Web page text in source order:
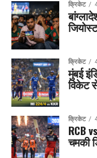
क्रिकेट
क्रिकेट
मुंबई
विकेट
क्रिकेट
RCB
चमकी